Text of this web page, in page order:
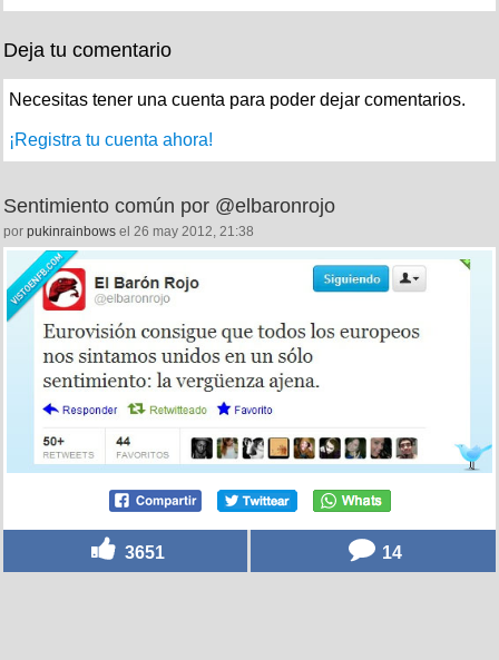
Deja tu comentario
Necesitas tener una cuenta para poder dejar comentarios.
¡Registra tu cuenta ahora!
Sentimiento común por @elbaronrojo
por pukinrainbows el 26 may 2012, 21:38
3651 14